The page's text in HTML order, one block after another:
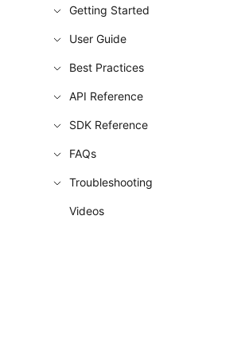
Getting Started
User Guide
Best Practices
API Reference
SDK Reference
FAQs
Troubleshooting
Videos